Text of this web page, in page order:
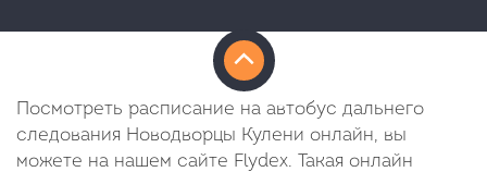
Посмотреть расписание на автобус дальнего
следования Новодворцы Кулени онлайн, вы
можете на нашем сайте Flydex. Такая онлайн